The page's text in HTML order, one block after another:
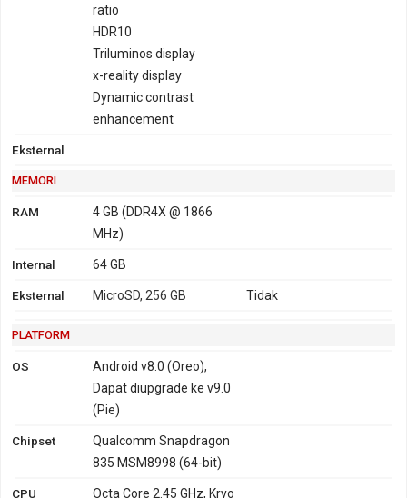
ratio
HDR10
Triluminos display
x-reality display
Dynamic contrast
enhancement
Eksternal
MEMORI
RAM
4 GB (DDR4X @ 1866
MHz)
Internal 64 GB
Eksternal MicroSD, 256 GB Tidak
PLATFORM
OS
Android v8.0 (Oreo),
Dapat diupgrade ke v9.0
(Pie)
Chipset
Qualcomm Snapdragon
835 MSM8998 (64-bit)
CPU
Octa Core 2.45 GHz, Kryo